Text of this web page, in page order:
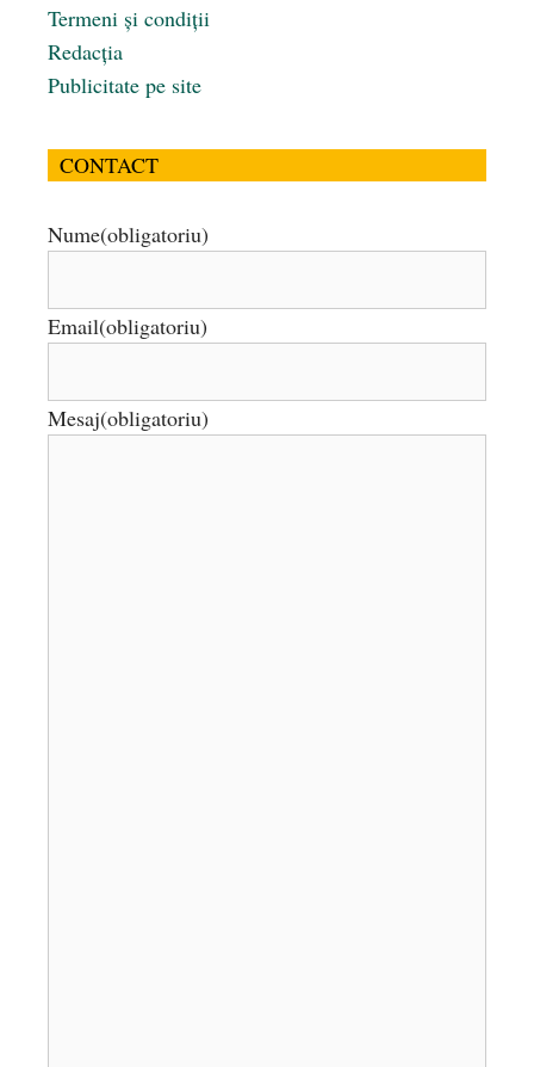
Termeni și condiții
Redacția
Publicitate pe site
CONTACT
Nume(obligatoriu)
Email(obligatoriu)
Mesaj(obligatoriu)